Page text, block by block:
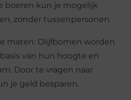
boeren kun je mogelijk
zonder tussenpersonen.
maten: Olijfbomen worden
van hun hoogte en
Door te vragen naar
je geld besparen.